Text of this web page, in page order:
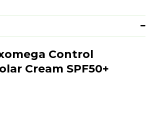
Control
Cream SPF50+